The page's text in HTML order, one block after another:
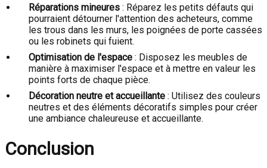
Réparations mineures : Réparez les petits défauts qui
pourraient détourner l'attention des acheteurs, comme
les trous dans les murs, les poignées de porte cassées
ou les robinets qui fuient.
Optimisation de l'espace : Disposez les meubles de
manière à maximiser l'espace et à mettre en valeur les
points forts de chaque pièce.
Décoration neutre et accueillante : Utilisez des couleurs
neutres et des éléments décoratifs simples pour créer
une ambiance chaleureuse et accueillante.
Conclusion